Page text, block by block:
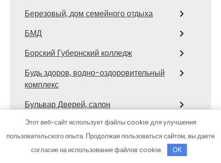
Березовый, дом семейного отдыха
БМД
Борский Губернский колледж
Будь здоров, водно-оздоровительный
комплекс
Бульвар Дверей, салон
Бытсервис, №1
Этот веб-сайт использует файлы cookie для улучшения
пользовательского опыта. Продолжая пользоваться сайтом, вы даете
согласие на использование файлов cookie.
OK